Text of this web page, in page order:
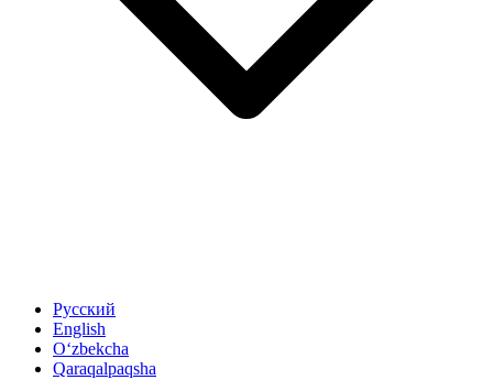
Русский
English
Oʻzbekcha
Qaraqalpaqsha